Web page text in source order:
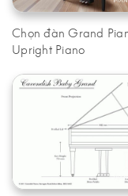
Chọn đàn Grand
Upright Piano